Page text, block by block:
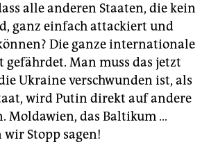
alle anderen Staaten, die kein
ganz einfach attackiert und
Die ganze internationale
Man muss das jetzt
Ukraine verschwunden ist, als
wird Putin direkt auf andere
Moldawien, das Baltikum …
wir Stopp sagen!